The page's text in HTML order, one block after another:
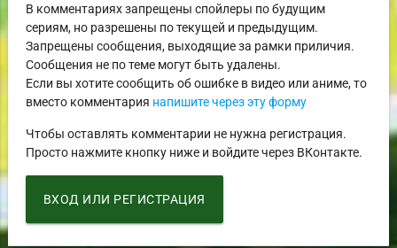
В комментариях запрещены спойлеры по будущим
сериям, но разрешены по текущей и предыдущим.
Запрещены сообщения, выходящие за рамки приличия.
Сообщения не по теме могут быть удалены.
Если вы хотите сообщить об ошибке в видео или аниме, то
вместо комментария напишите через эту форму
Чтобы оставлять комментарии не нужна регистрация.
Просто нажмите кнопку ниже и войдите через ВКонтакте.
ВХОД ИЛИ РЕГИСТРАЦИЯ